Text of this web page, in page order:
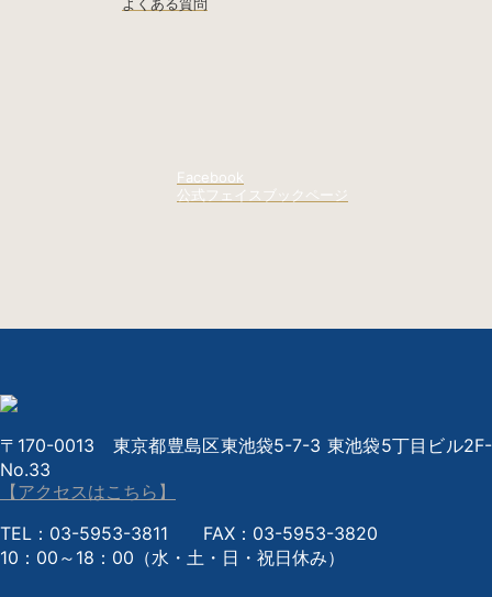
Facebook
公式フェイスブックページ
〒170-0013 東京都豊島区東池袋5-7-3 東池袋5丁目ビル2F-
No.33
【アクセスはこちら】
TEL：03-5953-3811 FAX：03-5953-3820
10：00～18：00（水・土・日・祝日休み）